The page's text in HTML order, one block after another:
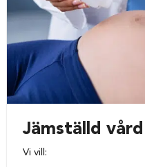
Jämställd vård
Vi vill: